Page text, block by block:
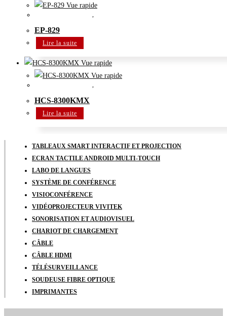
Vue rapide
EP-829
Lire la suite
Vue rapide
Vue rapide
,
HCS-8300KMX
Lire la suite
TABLEAUX SMART INTERACTIF ET PROJECTION
ECRAN TACTILE ANDROID MULTI-TOUCH
LABO DE LANGUES
SYSTÈME DE CONFÉRENCE
VISIOCONFÉRENCE
VIDÉOPROJECTEUR VIVITEK
SONORISATION ET AUDIOVISUEL
CHARIOT DE CHARGEMENT
CÂBLE
CÂBLE HDMI
TÉLÉSURVEILLANCE
SOUDEUSE FIBRE OPTIQUE
IMPRIMANTES